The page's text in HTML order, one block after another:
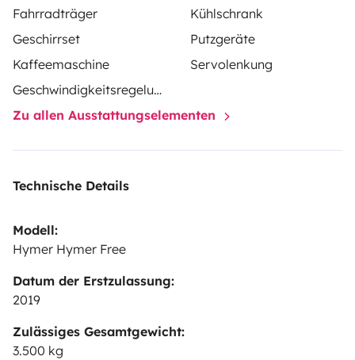
Fahrradträger
Kühlschrank
Geschirrset
Putzgeräte
Kaffeemaschine
Servolenkung
Geschwindigkeitsregelung
Zu allen Ausstattungselementen
Technische Details
Modell:
Hymer Hymer Free
Datum der Erstzulassung:
2019
Zulässiges Gesamtgewicht:
3.500 kg